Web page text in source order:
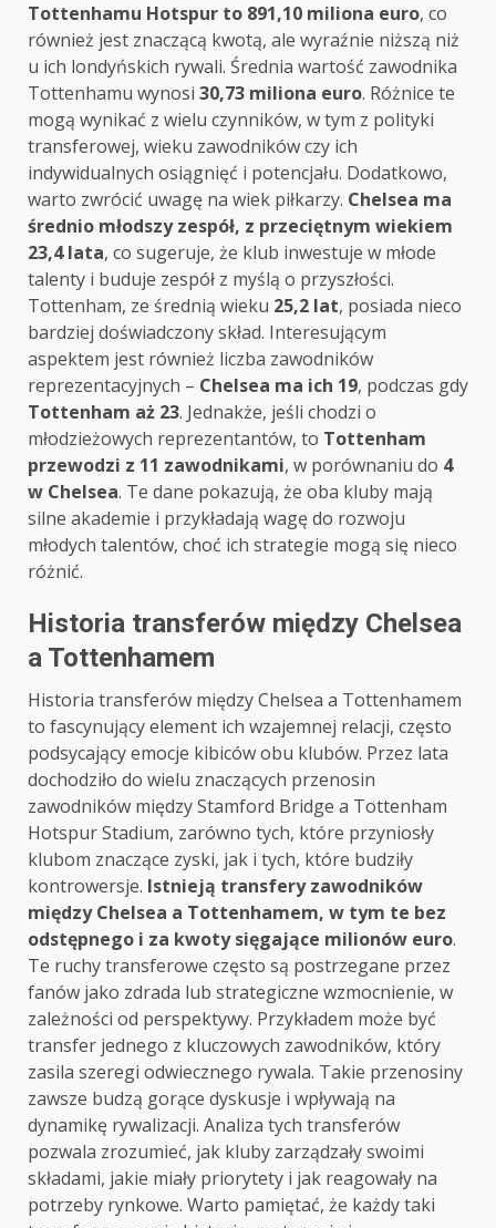
Tottenhamu Hotspur to 891,10 miliona euro, co
również jest znaczącą kwotą, ale wyraźnie niższą niż
u ich londyńskich rywali. Średnia wartość zawodnika
Tottenhamu wynosi 30,73 miliona euro. Różnice te
mogą wynikać z wielu czynników, w tym z polityki
transferowej, wieku zawodników czy ich
indywidualnych osiągnięć i potencjału. Dodatkowo,
warto zwrócić uwagę na wiek piłkarzy. Chelsea ma
średnio młodszy zespół, z przeciętnym wiekiem
23,4 lata, co sugeruje, że klub inwestuje w młode
talenty i buduje zespół z myślą o przyszłości.
Tottenham, ze średnią wieku 25,2 lat, posiada nieco
bardziej doświadczony skład. Interesującym
aspektem jest również liczba zawodników
reprezentacyjnych – Chelsea ma ich 19, podczas gdy
Tottenham aż 23. Jednakże, jeśli chodzi o
młodzieżowych reprezentantów, to Tottenham
przewodzi z 11 zawodnikami, w porównaniu do 4
w Chelsea. Te dane pokazują, że oba kluby mają
silne akademie i przykładają wagę do rozwoju
młodych talentów, choć ich strategie mogą się nieco
różnić.
Historia transferów między Chelsea
a Tottenhamem
Historia transferów między Chelsea a Tottenhamem
to fascynujący element ich wzajemnej relacji, często
podsycający emocje kibiców obu klubów. Przez lata
dochodziło do wielu znaczących przenosin
zawodników między Stamford Bridge a Tottenham
Hotspur Stadium, zarówno tych, które przyniosły
klubom znaczące zyski, jak i tych, które budziły
kontrowersje. Istnieją transfery zawodników
między Chelsea a Tottenhamem, w tym te bez
odstępnego i za kwoty sięgające milionów euro.
Te ruchy transferowe często są postrzegane przez
fanów jako zdrada lub strategiczne wzmocnienie, w
zależności od perspektywy. Przykładem może być
transfer jednego z kluczowych zawodników, który
zasila szeregi odwiecznego rywala. Takie przenosiny
zawsze budzą gorące dyskusje i wpływają na
dynamikę rywalizacji. Analiza tych transferów
pozwala zrozumieć, jak kluby zarządzały swoimi
składami, jakie miały priorytety i jak reagowały na
potrzeby rynkowe. Warto pamiętać, że każdy taki